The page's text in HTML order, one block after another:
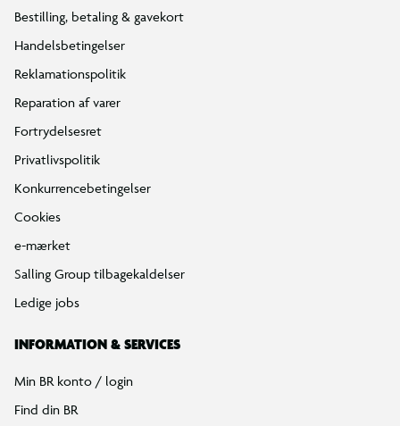
Bestilling, betaling & gavekort
Handelsbetingelser
Reklamationspolitik
Reparation af varer
Fortrydelsesret
Privatlivspolitik
Konkurrencebetingelser
Cookies
e-mærket
Salling Group tilbagekaldelser
Ledige jobs
INFORMATION & SERVICES
Min BR konto / login
Find din BR